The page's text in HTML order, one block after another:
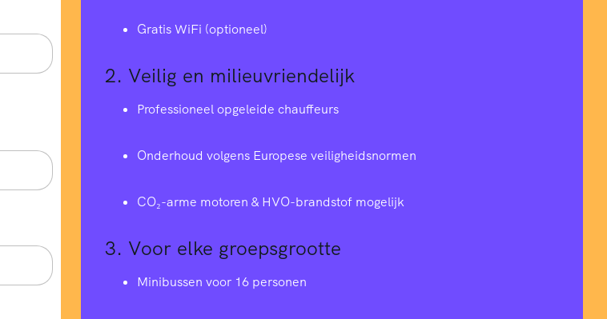
Gratis WiFi (optioneel)
2. Veilig en milieuvriendelijk
Professioneel opgeleide chauffeurs
Onderhoud volgens Europese veiligheidsnormen
CO₂-arme motoren & HVO-brandstof mogelijk
3. Voor elke groepsgrootte
Minibussen voor 16 personen